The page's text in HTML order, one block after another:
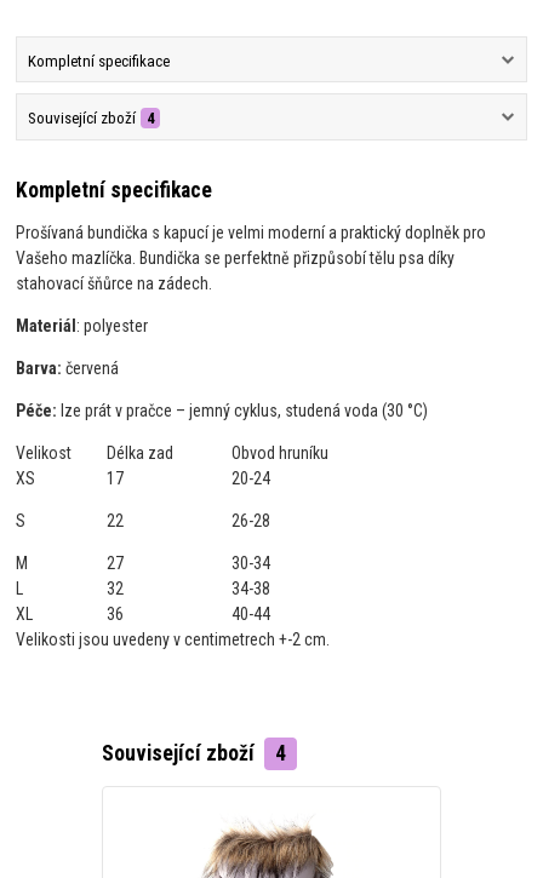
Kompletní specifikace
Související zboží 4
Kompletní specifikace
Prošívaná bundička s kapucí je velmi moderní a praktický doplněk pro
Vašeho mazlíčka. Bundička se perfektně přizpůsobí tělu psa díky
stahovacíšňůrce na zádech.
Materiál : polyester
Barva: červená
Péče: lze prát v pračce – jemný cyklus, studená voda (30 °C)
Velikost Délka zad
Obvod hruníku
XS
S
17
22
20-24
26-28
M 27
30-34
L
32
34-38
XL
36
40-44
Velikosti jsou uvedeny v centimetrech +-2 cm.
Související zboží 4